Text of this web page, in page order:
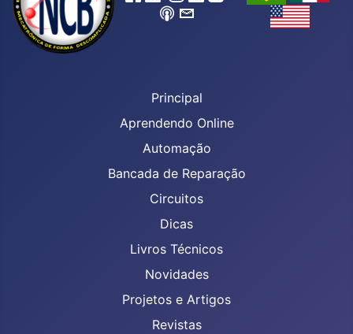
Principal
Aprendendo Online
Automação
Bancada de Reparação
Circuitos
Dicas
Livros Técnicos
Novidades
Projetos e Artigos
Revistas